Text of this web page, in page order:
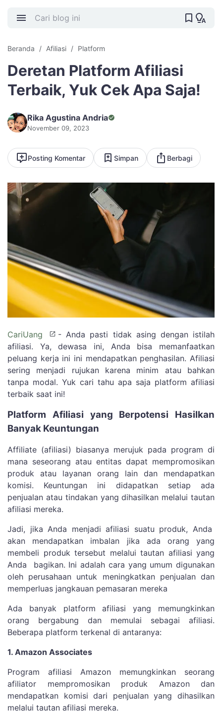
Beranda Afiliasi Platform
Deretan Platform Afiliasi
Terbaik, Yuk Cek Apa Saja!
Rika Agustina Andria
November 09, 2023
Posting Komentar Simpan Berbagi
CariUang
- Anda pasti tidak asing dengan istilah
afiliasi. Ya, dewasa ini, Anda bisa memanfaatkan
peluang kerja ini ini mendapatkan penghasilan. Afiliasi
sering menjadi rujukan karena minim atau bahkan
tanpa modal. Yuk cari tahu apa saja platform afiliasi
terbaik saat ini!
Platform Afiliasi yang Berpotensi Hasilkan
Banyak Keuntungan
Affiliate (afiliasi) biasanya merujuk pada program di
mana seseorang atau entitas dapat mempromosikan
produk atau layanan orang lain dan mendapatkan
komisi. Keuntungan ini didapatkan setiap ada
penjualan atau tindakan yang dihasilkan melalui tautan
afiliasi mereka.
Jadi, jika Anda menjadi afiliasi suatu produk, Anda
akan mendapatkan imbalan jika ada orang yang
membeli produk tersebut melalui tautan afiliasi yang
Anda bagikan. Ini adalah cara yang umum digunakan
oleh perusahaan untuk meningkatkan penjualan dan
memperluas jangkauan pemasaran mereka
Ada banyak platform afiliasi yang memungkinkan
orang bergabung dan memulai sebagai afiliasi.
Beberapa platform terkenal di antaranya:
1. Amazon Associates
Program afiliasi Amazon memungkinkan seorang
afiliator mempromosikan produk Amazon dan
mendapatkan komisi dari penjualan yang dihasilkan
melalui tautan afiliasi mereka.